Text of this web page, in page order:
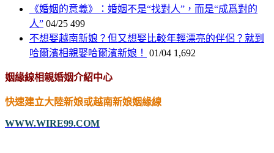
《婚姻的意義》：婚姻不是“找對人”，而是“成爲對的
人” 04/25 499
不想娶越南新娘？但又想娶比較年輕漂亮的伴侶？就到
哈爾濱相親娶哈爾濱新娘！
01/04 1,692
姻緣線相親婚姻介紹中心
快速建立大陸新娘或越南新娘姻緣線
WWW.WIRE99.COM